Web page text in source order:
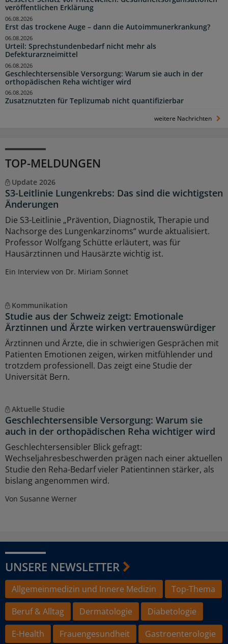
veröffentlichen Erklärung
Erst das trockene Auge – dann die Autoimmunerkrankung?
06.08.2026
Urteil: Sprechstundenbedarf nicht mehr als
Defekturarzneimittel
06.08.2026
Geschlechtersensible Versorgung: Warum sie auch in der
orthopädischen Reha wichtiger wird
06.08.2026
Zusatznutzten für Teplizumab nicht quantifizierbar
06.08.2026
weitere Nachrichten
TOP-MELDUNGEN
Update 2026
S3-Leitlinie Lungenkrebs: Das sind die wichtigsten
Änderungen
Die S3-Leitlinie „Prävention, Diagnostik, Therapie und
Nachsorge des Lungenkarzinoms“ wurde aktualisiert.
Professor Wolfgang Schütte erläutert, was für
Hausärztinnen und Hausärzte wichtig ist.
Ein Interview von Dr. Miriam Sonnet
Kommunikation
Studie aus der Schweiz zeigt: Emotionale
Ärztinnen und Ärzte wirken vertrauenswürdiger
Ärztinnen und Ärzte, die in schwierigen Gesprächen mit
Patienten Emotionen zeigen, wirken mitfühlender und
trotzdem professionell. Das zeigt eine Studie der
Universität Bern.
Aktuelle Studie
Geschlechtersensible Versorgung: Warum sie
auch in der orthopädischen Reha wichtiger wird
Geschlechtersensibler Blick gefragt:
Wechseljahresbeschwerden prägen nach einer aktuellen
Studie den Reha-Bedarf vieler Patientinnen stärker, als
bislang angenommen wird.
Von Susanne Werner
UNSERE NEWSLETTER
Allgemeinmedizin und Innere Medizin
Top-Thema
Beruf & Alltag
Dermatologie
Diabetologie
E-Health
Frauengesundheit
Gastroenterologie